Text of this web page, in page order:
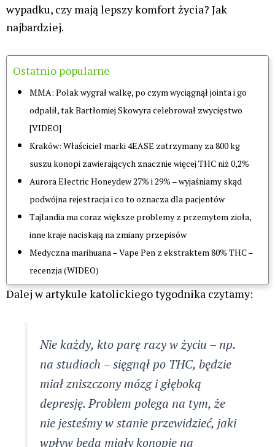
podkreślić, iż nie właściwe używanie marihuany
może nieść za sobą negatywne konsekwencje.
aktywnościami i obowiązkami. Ważne, aby
marihuana nie była jedyną przyjemnością w
życiu. Relacje, pasje, aktywność fizyczna,
obowiązki – to powinno zawsze stać przed
ziołem. Nazywa się to ŚWIADOMYM
UŻYWANIEM.
Cały omawiany artykuł znajdzieszT U T A J
Reklama